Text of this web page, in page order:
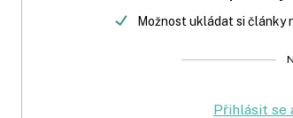
Možnost ukládat si články
Přihlásit se